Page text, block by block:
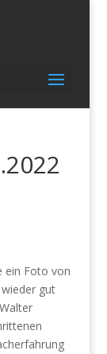
ein Foto von
gut